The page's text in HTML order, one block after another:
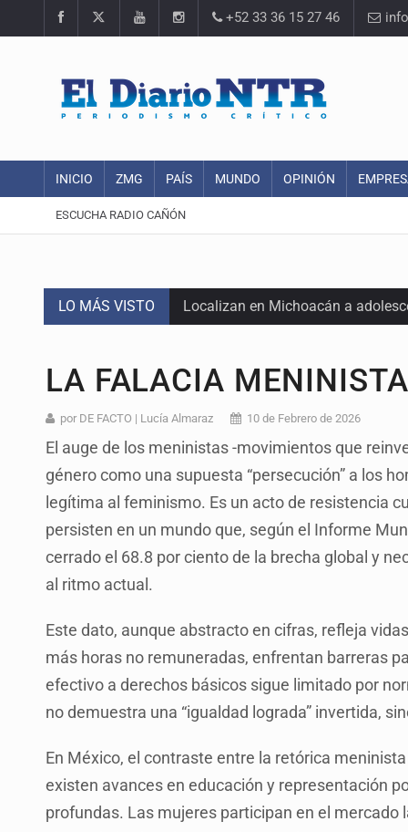
+52 33 36 15 27 46
INICIO ZMG PAÍS MUNDO OPINIÓN
ESCUCHA RADIO CAÑÓN
LO MÁS VISTO Localizan en Michoacán a
Lamenta Carla Humphrey la
Desapariciones en Jalisco, con
Aseguran pitón dentro de vivienda
Sheinbaum anticipa más
Resalta Fujimori restablecimiento
Asume Abelardo De la Espriella
Catean casa por esquema de
LA FALACIA MENINISTA
por DE FACTO | Lucía Almaraz 10 de Febrero de 2026
El auge de los meninistas -movimientos que
género como una supuesta “persecución” a los
legítima al feminismo. Es un acto de resistencia
persisten en un mundo que, según el Informe
cerrado el 68.8 por ciento de la brecha global y
al ritmo actual.
Este dato, aunque abstracto en cifras, refleja
más horas no remuneradas, enfrentan barreras
efectivo a derechos básicos sigue limitado por
no demuestra una “igualdad lograda” invertida,
En México, el contraste entre la retórica
existen avances en educación y representación
profundas. Las mujeres participan en el